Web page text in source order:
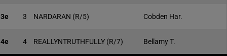
3e 3 NARDARAN (R/5) Cobden Har.
4e 4 REALLYNTRUTHFULLY (R/7) Bellamy T.